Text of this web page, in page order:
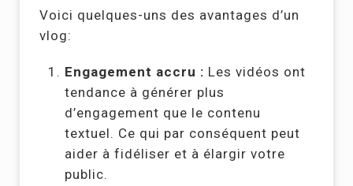
Voici quelques-uns des avantages d’un
vlog:
Engagement accru : Les vidéos ont
tendance à générer plus
d’engagement que le contenu
textuel. Ce qui par conséquent peut
aider à fidéliser et à élargir votre
public.